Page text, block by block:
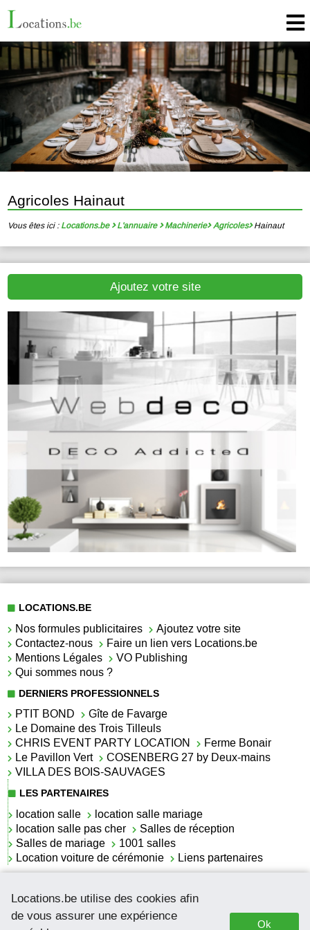
Agricoles Hainaut
Vous êtes ici : Locations.be L'annuaire Machinerie Agricoles Hainaut
Ajoutez votre site
Locations.be utilise des cookies afin
de vous assurer une expérience
Ok
LOCATIONS.BE
Nos formules publicitaires
Ajoutez votre site
Contactez-nous
Faire un lien vers Locations.be
Mentions Légales
VO Publishing
Qui sommes nous ?
DERNIERS PROFESSIONNELS
PTIT BOND
Gîte de Favarge
Le Domaine des Trois Tilleuls
CHRIS EVENT PARTY LOCATION
Ferme Bonair
Le Pavillon Vert
COSENBERG 27 by Deux-mains
VILLA DES BOIS-SAUVAGES
LES PARTENAIRES
location salle
location salle mariage
location salle pas cher
Salles de réception
Salles de mariage
1001 salles
Location voiture de cérémonie
Liens partenaires
La location de lettrage pour mariage
La salle de réception pour mariage en Belgique